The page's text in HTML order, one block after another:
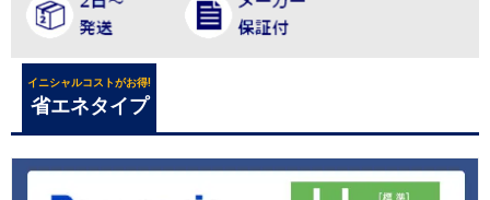
イニシャルコストがお得!
省エネタイプ